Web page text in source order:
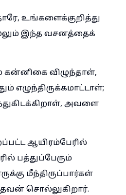
உங்களைக்குறித்து
இந்த வசனத்தைக்
விழுந்தாள்,
எழுந்திருக்கமாட்டாள்;
அவளை
ஆயிரம்பேரில்
பத்துப்பேரும்
மீந்திருப்பார்கள்
சொல்லுகிறார்.